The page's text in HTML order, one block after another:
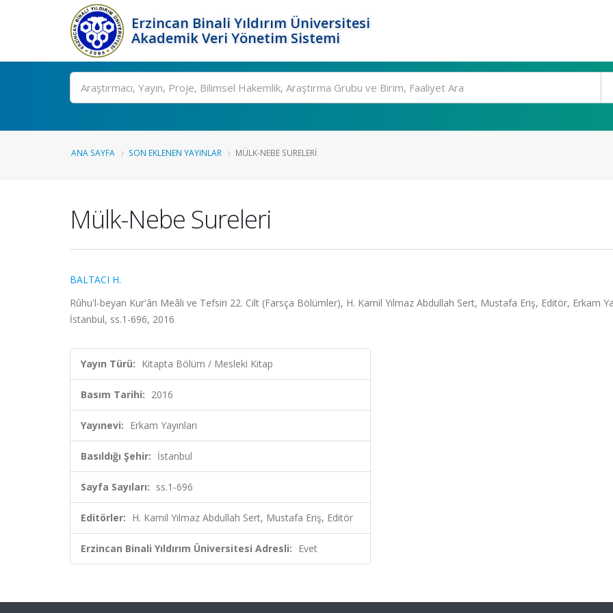
Erzincan Binali Yıldırım Üniversitesi
Akademik Veri Yönetim Sistemi
Ara
ANA SAYFA SON EKLENEN YAYINLAR MÜLK-NEBE SURELERI
Mülk-Nebe Sureleri
BALTACI H.
Rûhu'l-beyan Kur'ân Meâli ve Tefsiri 22. Cilt (Farsça Bölümler), H. Kamil Yılmaz Abdullah Sert, Mustafa Eriş, Editör, Erkam
İstanbul, ss.1-696, 2016
Yayın Türü: Kitapta Bölüm / Mesleki Kitap
Basım Tarihi: 2016
Yayınevi: Erkam Yayınları
Basıldığı Şehir: İstanbul
Sayfa Sayıları: ss.1-696
Editörler: H. Kamil Yılmaz Abdullah Sert, Mustafa Eriş, Editör
Erzincan Binali Yıldırım Üniversitesi Adresli: Evet